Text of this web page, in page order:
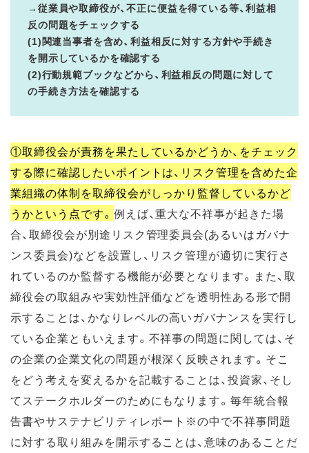
→従業員や取締役が、不正に便益を得ている等、利益相
反の問題をチェックする
(1)関連当事者を含め、利益相反に対する方針や手続き
を開示しているかを確認する
(2)行動規範ブックなどから、利益相反の問題に対して
の手続き方法を確認する
①取締役会が責務を果たしているかどうか、をチェック
する際に確認したいポイントは、リスク管理を含めた企
業組織の体制を取締役会がしっかり監督しているかど
うかという点です。 例えば、重大な不祥事が起きた場
合、取締役会が別途リスク管理委員会(あるいはガバナ
ンス委員会)などを設置し、リスク管理が適切に実行さ
れているのか監督する機能が必要となります。また、取
締役会の取組みや実効性評価などを透明性ある形で開
示することは、かなりレベルの高いガバナンスを実行し
ている企業ともいえます。不祥事の問題に関しては、そ
の企業の企業文化の問題が根深く反映されます。そこ
をどう考えを変えるかを記載することは、投資家、そし
てステークホルダーのためにもなります。毎年統合報
告書やサステナビリティレポート※の中で不祥事問題
に対する取り組みを開示することは、意味のあることだ